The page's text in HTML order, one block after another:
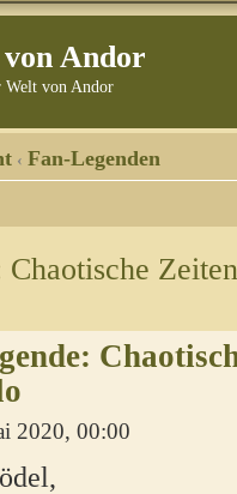
Andor
von Andor
‹ Fan-Legenden
Chaotische
2020, 00:00